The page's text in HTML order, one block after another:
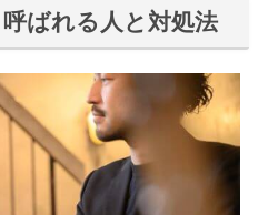
ばれる人と対処法